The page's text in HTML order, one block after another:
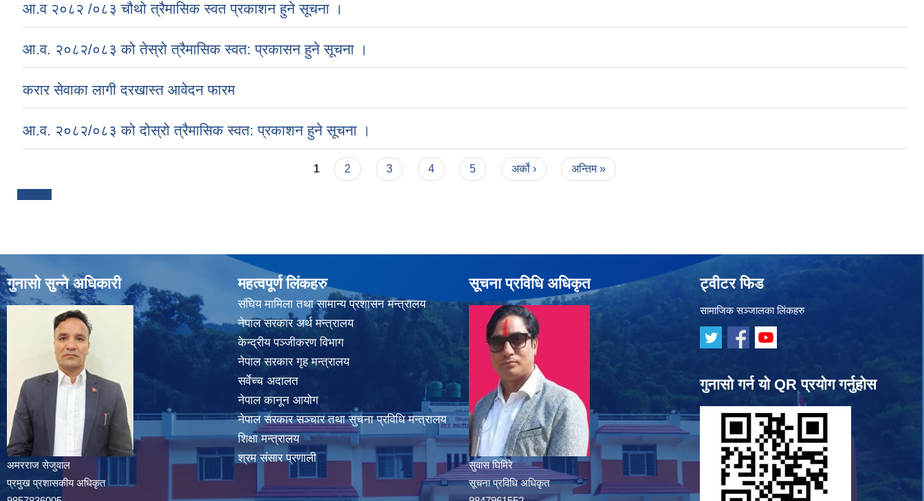
आ.व २०८२ /०८३ चौथो त्रैमासिक स्वत प्रकाशन हुने सूचना ।
आ.व. २०८२/०८३ को तेस्रो त्रैमासिक स्वत: प्रकासन हुने सूचना ।
करार सेवाका लागी दरखास्त आवेदन फारम
आ.व. २०८२/०८३ को दोस्रो त्रैमासिक स्वत: प्रकाशन हुने सूचना ।
1 2 3 4 5 अर्को › अन्तिम »
गुनासो सुन्ने अधिकारी
अमरराज सेजुवाल
प्रमुख प्रशासकीय अधिकृत
महत्वपूर्ण लिंकहरु
संघिय मामिला तथा सामान्य प्रशासन मन्त्रालय
नेपाल सरकार अर्थ मन्त्रालय
केन्द्रीय पञ्जीकरण विभाग
नेपाल सरकार गृह मन्त्रालय
सर्वेच्च अदालत
नेपाल कानून आयोग
नेपाल सरकार सञ्चार तथा सुचना प्रविधि मन्त्रालय
शिक्षा मन्त्रालय
श्रम संसार प्रणाली
सूचना प्रविधि अधिकृत
सुवास घिमिरे
सूचना प्रविधि अधिकृत
ट्वीटर फिड
सामाजिक सञ्जालका लिंकहरु
गुनासो गर्न यो QR प्रयोग गर्नुहोस